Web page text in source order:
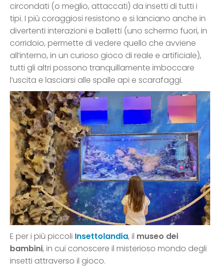
circondati (o meglio, attaccati) da insetti di tutti i
tipi. I più coraggiosi resistono e si lanciano anche in
divertenti interazioni e balletti (uno schermo fuori, in
corridoio, permette di vedere quello che avviene
all’interno, in un curioso gioco di reale e artificiale),
tutti gli altri possono tranquillamente imboccare
l’uscita e lasciarsi alle spalle api e scarafaggi.
E per i più piccoli Insettolandia, il museo dei
bambini, in cui conoscere il misterioso mondo degli
insetti attraverso il gioco.